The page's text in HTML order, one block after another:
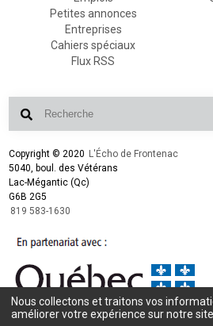
Petites annonces
Entreprises
Cahiers spéciaux
Flux RSS
Copyright © 2020 L'Écho de Frontenac
5040, boul. des Vétérans
Lac-Mégantic (Qc)
G6B 2G5
819 583-1630
Conception et design :L'Écho de Frontenac
Nous collectons et traitons vos
améliorer votre expérience sur notre site.